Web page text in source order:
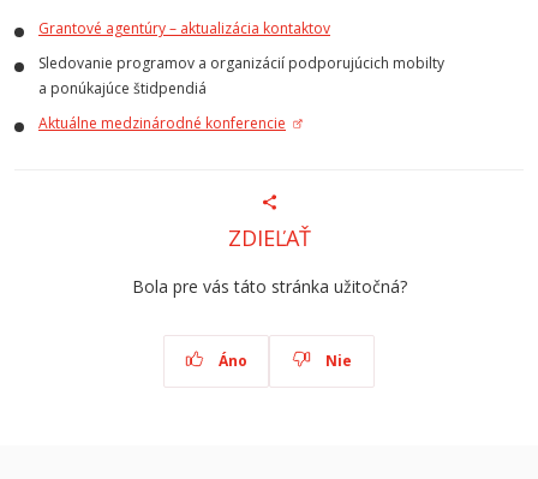
Grantové agentúry – aktualizácia kontaktov
Sledovanie programov a organizácií podporujúcich mobilty
a ponúkajúce štidpendiá
Aktuálne medzinárodné konferencie
ZDIEĽAŤ
Bola pre vás táto stránka užitočná?
Áno Nie